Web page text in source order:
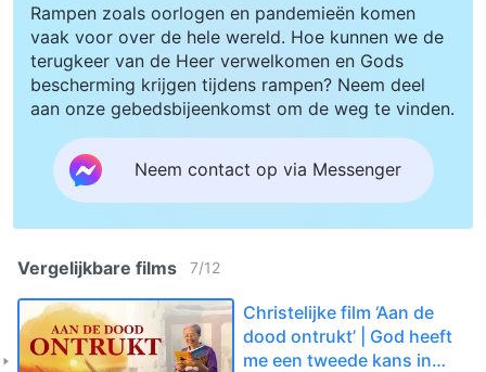
Rampen zoals oorlogen en pandemieën komen
vaak voor over de hele wereld. Hoe kunnen we de
terugkeer van de Heer verwelkomen en Gods
bescherming krijgen tijdens rampen? Neem deel
aan onze gebedsbijeenkomst om de weg te vinden.
Neem contact op via Messenger
Vergelijkbare films 7/12
Christelijke film ‘Aan de
dood ontrukt’ | God heeft
me een tweede kans in